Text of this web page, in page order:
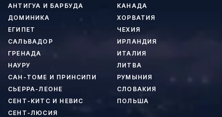
АНТИГУА И БАРБУДА
ДОМИНИКА
ЕГИПЕТ
САЛЬВАДОР
ГРЕНАДА
НАУРУ
САН-ТОМЕ И ПРИНСИПИ
СЬЕРРА-ЛЕОНЕ
СЕНТ-КИТС И НЕВИС
СЕНТ-ЛЮСИЯ
КАНАДА
ХОРВАТИЯ
ЧЕХИЯ
ИРЛАНДИЯ
ИТАЛИЯ
ЛИТВА
РУМЫНИЯ
СЛОВАКИЯ
ПОЛЬША